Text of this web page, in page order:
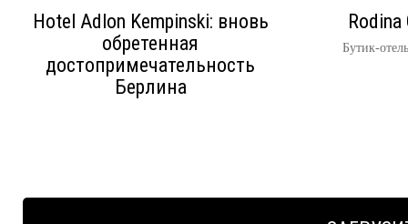
Hotel Adlon Kempinski: вновь
обретенная
достопримечательность
Берлина
Бутик-